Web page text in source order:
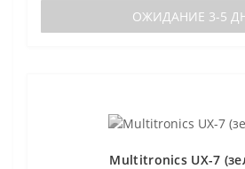
ОЖИДАНИЕ 3-5
Multitronics UX-7